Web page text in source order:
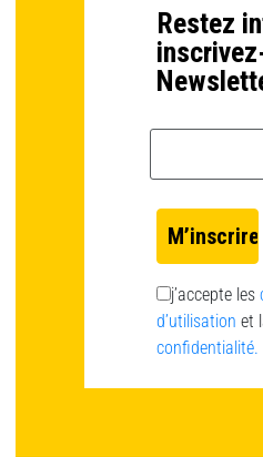
Restez
j’accepte les
d’utilisation et
confidentialité.